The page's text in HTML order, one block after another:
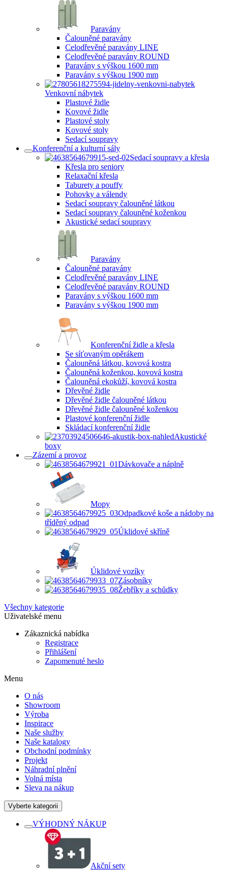
Paravány
Čalouněné paravány
Celodřevěné paravány LINE
Celodřevěné paravány ROUND
Paravány s výškou 1600 mm
Paravány s výškou 1900 mm
Venkovní nábytek
Plastové židle
Kovové židle
Plastové stoly
Kovové stoly
Sedací soupravy
Konferenční a kulturní sály
Sedací soupravy a křesla
Křesla pro seniory
Relaxační křesla
Taburety a pouffy
Pohovky a válendy
Sedací soupravy čalouněné látkou
Sedací soupravy čalouněné koženkou
Akustické sedací soupravy
Paravány
Čalouněné paravány
Celodřevěné paravány LINE
Celodřevěné paravány ROUND
Paravány s výškou 1600 mm
Paravány s výškou 1900 mm
Konferenční židle a křesla
Se síťovaným opěrákem
Čalouněná látkou, kovová kostra
Čalouněná koženkou, kovová kostra
Čalouněná ekokůží, kovová kostra
Dřevěné židle
Dřevěné židle čalouněné látkou
Dřevěné židle čalouněné koženkou
Plastové konferenční židle
Skládací konferenční židle
Akustické
boxy
Zázemí a provoz
Dávkovače a náplně
Mopy
Odpadkové koše a nádoby na
tříděný odpad
Úklidové skříně
Úklidové vozíky
Zásobníky
Žebříky a schůdky
Všechny kategorie
Uživatelské menu
Zákaznická nabídka
Registrace
Přihlášení
Zapomenuté heslo
Menu
O nás
Showroom
Výroba
Inspirace
Naše služby
Naše katalogy
Obchodní podmínky
Projekt
Náhradní plnění
Volná místa
Sleva na nákup
Vyberte kategorii
VÝHODNÝ NÁKUP
Akční sety